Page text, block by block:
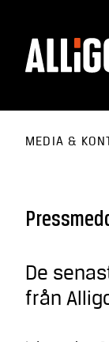
MEDIA &
De
från